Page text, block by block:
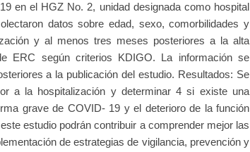
en el HGZ No. 2, unidad designada como hospital
datos sobre edad, sexo, comorbilidades y
y al menos tres meses posteriores a la alta
ERC según criterios KDIGO. La información se
a la publicación del estudio. Resultados: Se
a la hospitalización y determinar 4 si existe una
grave de COVID- 19 y el deterioro de la función
estudio podrán contribuir a comprender mejor las
de estrategias de vigilancia, prevención y